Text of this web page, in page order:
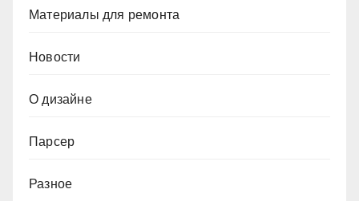
Материалы для ремонта
Новости
О дизайне
Парсер
Разное